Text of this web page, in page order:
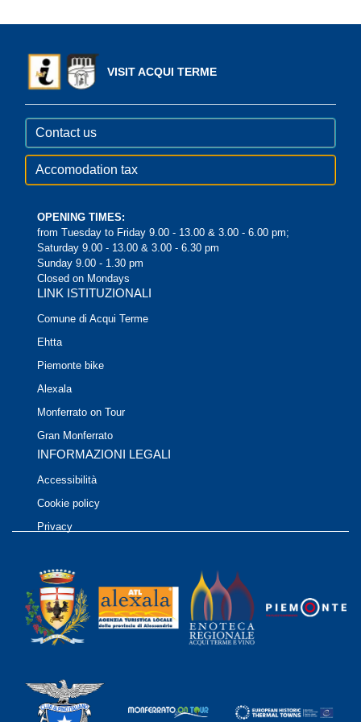
VISIT ACQUI TERME
Contact us
Accomodation tax
OPENING TIMES:
from Tuesday to Friday 9.00 - 13.00 & 3.00 - 6.00 pm;
Saturday 9.00 - 13.00 & 3.00 - 6.30 pm
Sunday 9.00 - 1.30 pm
Closed on Mondays
LINK ISTITUZIONALI
Comune di Acqui Terme
Ehtta
Piemonte bike
Alexala
Monferrato on Tour
Gran Monferrato
INFORMAZIONI LEGALI
Accessibilità
Cookie policy
Privacy